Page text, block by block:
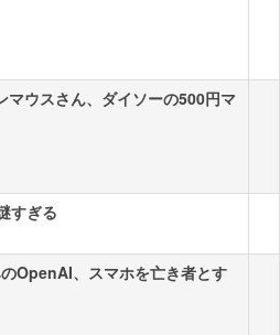
マウスさん、ダイソーの500円マ
すぎる
OpenAI、スマホを亡き者とす